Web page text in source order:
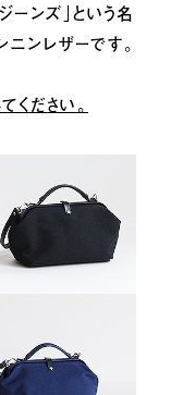
ンズ」という名
ンレザーです。
ください。